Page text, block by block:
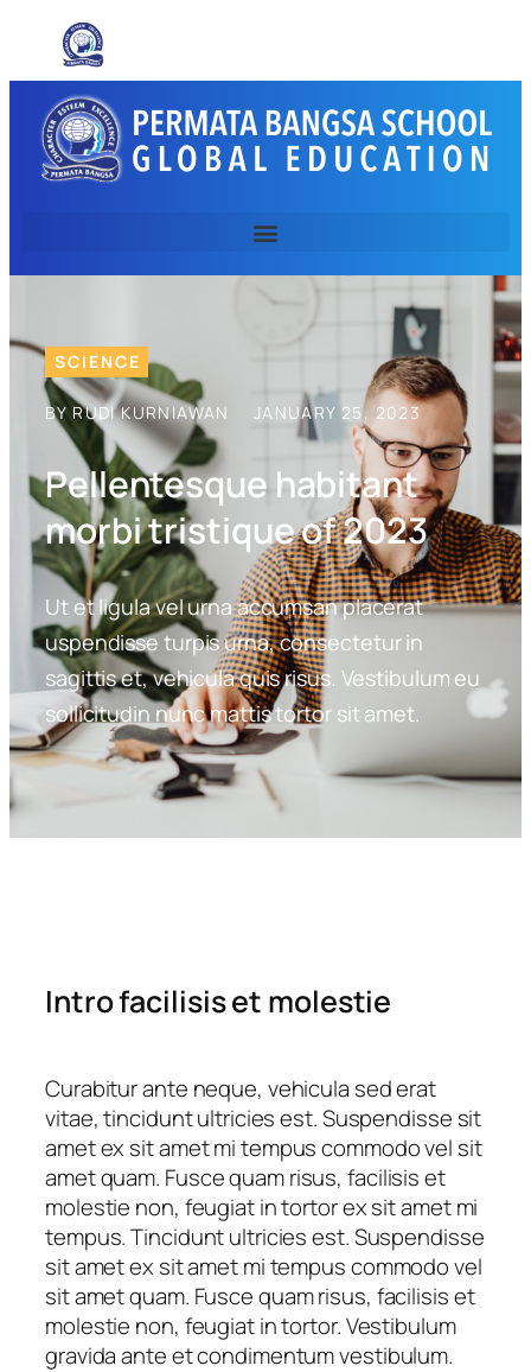
SCIENCE
BY RUDI KURNIAWAN JANUARY 25, 2023
Pellentesque habitant
morbi tristique of 2023
Ut et ligula vel urna accumsan placerat
uspendisse turpis urna, consectetur in
sagittis et, vehicula quis risus. Vestibulum eu
sollicitudin nunc mattis tortor sit amet.
Intro facilisis et molestie
Curabitur ante neque, vehicula sed erat
vitae, tincidunt ultricies est. Suspendisse sit
amet ex sit amet mi tempus commodo vel sit
amet quam. Fusce quam risus, facilisis et
molestie non, feugiat in tortor ex sit amet mi
tempus. Tincidunt ultricies est. Suspendisse
sit amet ex sit amet mi tempus commodo vel
sit amet quam. Fusce quam risus, facilisis et
molestie non, feugiat in tortor. Vestibulum
gravida ante et condimentum vestibulum.